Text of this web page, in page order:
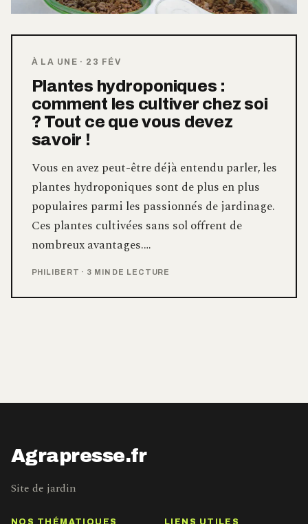
À LA UNE · 23 FÉV
Plantes hydroponiques :
comment les cultiver chez soi
? Tout ce que vous devez
savoir !
Vous en avez peut-être déjà entendu parler, les
plantes hydroponiques sont de plus en plus
populaires parmi les passionnés de jardinage.
Ces plantes cultivées sans sol offrent de
nombreux avantages.…
PHILIBERT · 3 MIN DE LECTURE
Agrapresse.fr
Site de jardin